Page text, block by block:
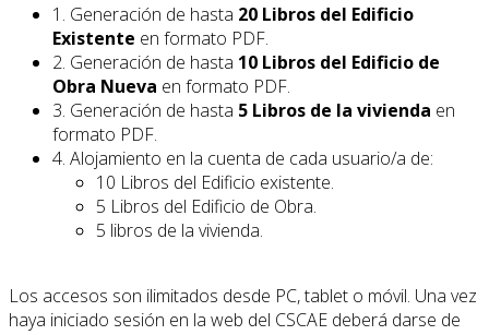
1. Generación de hasta 20 Libros del Edificio
Existente en formato PDF.
2. Generación de hasta 10 Libros del Edificio de
Obra Nueva en formato PDF.
3. Generación de hasta 5 Libros de la vivienda en
formato PDF.
4. Alojamiento en la cuenta de cada usuario/a de:
10 Libros del Edificio existente.
5 Libros del Edificio de Obra.
5 libros de la vivienda.
Los accesos son ilimitados desde PC, tablet o móvil. Una vez
haya iniciado sesión en la web del CSCAE deberá darse de